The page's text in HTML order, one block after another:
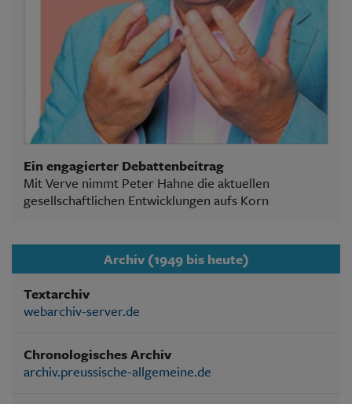
Ein engagierter Debattenbeitrag
Mit Verve nimmt Peter Hahne die aktuellen
gesellschaftlichen Entwicklungen aufs Korn
Archiv (1949 bis heute)
Textarchiv
webarchiv-server.de
Chronologisches Archiv
archiv.preussische-allgemeine.de